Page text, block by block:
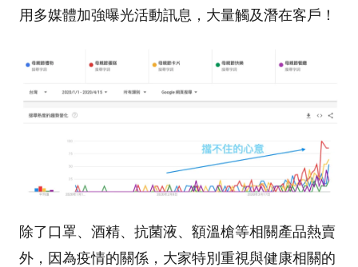
用多媒體加強曝光活動訊息，大量觸及潛在客戶！
除了口罩、酒精、抗菌液、額溫槍等相關產品熱賣
外，因為疫情的關係，大家特別重視與健康相關的